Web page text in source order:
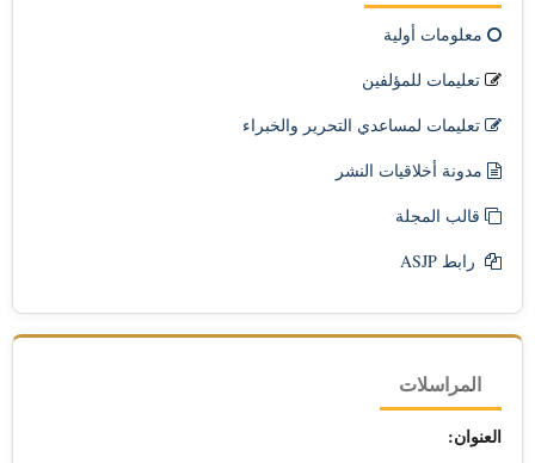
معلومات أولية
تعليمات للمؤلفين
تعليمات لمساعدي التحرير والخبراء
مدونة أخلاقيات النشر
قالب المجلة
رابط ASJP
المراسلات
العنوان: